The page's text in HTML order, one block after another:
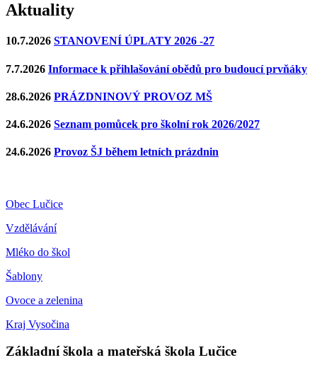
Aktuality
10.7.2026 STANOVENÍ ÚPLATY 2026 -27
7.7.2026 Informace k přihlašování obědů pro budoucí prvňáky
28.6.2026 PRÁZDNINOVÝ PROVOZ MŠ
24.6.2026 Seznam pomůcek pro školní rok 2026/2027
24.6.2026 Provoz ŠJ během letních prázdnin
Obec Lučice
Vzdělávání
Mléko do škol
Šablony
Ovoce a zelenina
Kraj Vysočina
Základní škola a mateřská škola Lučice